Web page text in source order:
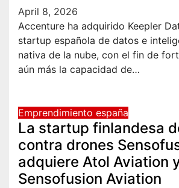
April 8, 2026
Accenture ha adquirido Keepler
startup española de datos e
nativa de la nube, con el fin de
aún más la capacidad de…
Emprendimiento españa
La startup finlandesa
contra drones
adquiere Atol Aviation
Sensofusion Aviation